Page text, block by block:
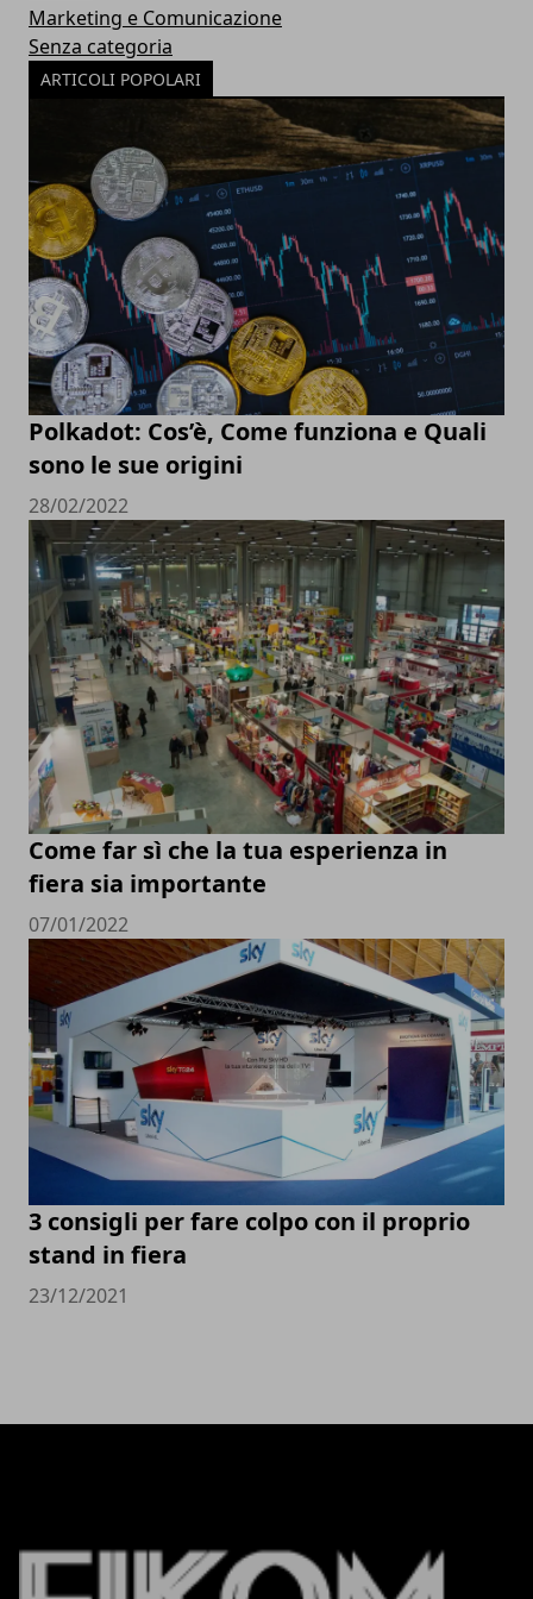
Marketing e Comunicazione
Senza categoria
ARTICOLI POPOLARI
Polkadot: Cos’è, Come funziona e Quali
sono le sue origini
28/02/2022
Come far sì che la tua esperienza in
fiera sia importante
07/01/2022
3 consigli per fare colpo con il proprio
stand in fiera
23/12/2021